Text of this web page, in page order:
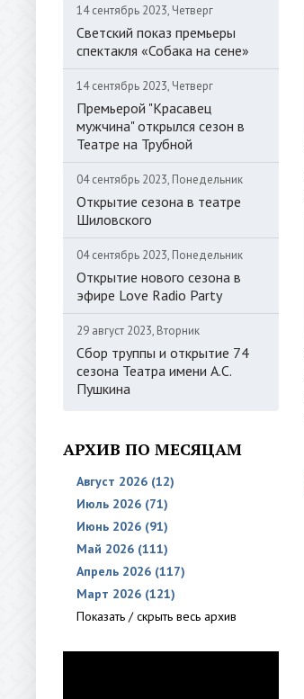
14 сентябрь 2023, Четверг
Светский показ премьеры
спектакля «Собака на сене»
14 сентябрь 2023, Четверг
Премьерой "Красавец
мужчина" открылся сезон в
Театре на Трубной
04 сентябрь 2023, Понедельник
Открытие сезона в театре
Шиловского
04 сентябрь 2023, Понедельник
Открытие нового сезона в
эфире Love Radio Party
29 август 2023, Вторник
Сбор труппы и открытие 74
сезона Театра имени А.С.
Пушкина
АРХИВ ПО МЕСЯЦАМ
Август 2026 (12)
Июль 2026 (71)
Июнь 2026 (91)
Май 2026 (111)
Апрель 2026 (117)
Март 2026 (121)
Показать / скрыть весь архив